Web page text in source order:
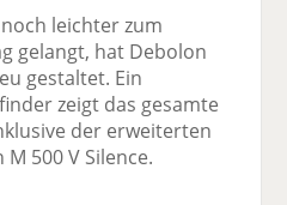
leichter zum
gelangt, hat Debolon
gestaltet. Ein
zeigt das gesamte
der erweiterten
500 V Silence.